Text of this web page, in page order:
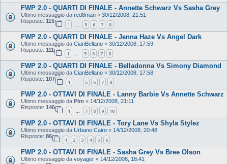
FWP 2.0 - QUARTI DI FINALE - Annette Schwarz Vs Sasha Grey
Ultimo messaggio da red8man « 30/12/2008, 21:51
Risposte: 115
1 … 5 6 7 8
FWP 2.0 - QUARTI DI FINALE - Jenna Haze Vs Angel Dark
Ultimo messaggio da CianBellano « 30/12/2008, 17:59
Risposte: 111
1 … 5 6 7 8
FWP 2.0 - QUARTI DI FINALE - Belladonna Vs Simony Diamond
Ultimo messaggio da CianBellano « 30/12/2008, 17:58
Risposte: 107
1 5 6 7 8
FWP 2.0 - OTTAVI DI FINALE - Lanny Barbie Vs Annette Schwarz
Ultimo messaggio da Pim « 14/12/2008, 21:11
Risposte: 146
1 … 7 8 9 10
FWP 2.0 - OTTAVI DI FINALE - Tory Lane Vs Shyla Stylez
Ultimo messaggio da Urbano Cairo « 14/12/2008, 20:48
Risposte: 86
1 2 3 4 5 6
FWP 2.0 - OTTAVI DI FINALE - Sasha Grey Vs Bree Olson
Ultimo messaggio da voyager « 14/12/2008, 18:41